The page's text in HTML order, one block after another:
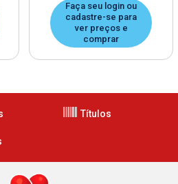
Faça seu login ou
cadastre-se para
ver preços e
comprar
Títulos